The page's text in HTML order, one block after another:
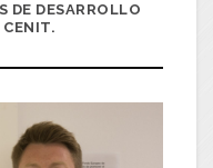
DE DESARROLLO